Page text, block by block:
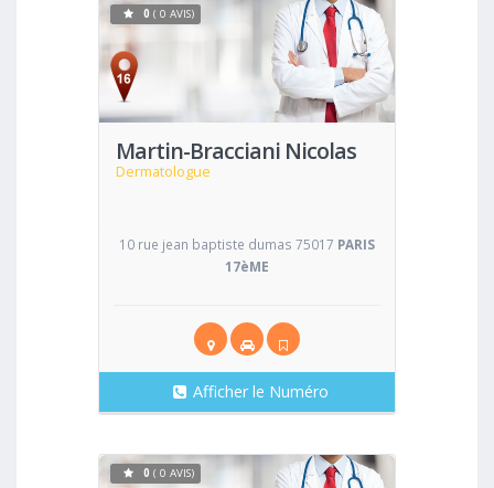
Martin-Bracciani Nicolas
Dermatologue
Voir
0 ( 0 AVIS)
10 rue jean baptiste dumas 75017 PARIS
17èME
Afficher le Numéro
0 ( 0 AVIS)